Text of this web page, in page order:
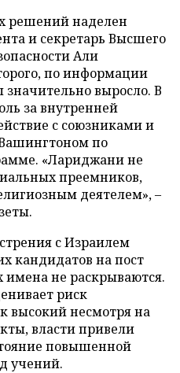
решений наделен
и секретарь Высшего
Али
по информации
выросло. В
за внутренней
с союзниками и
Вашингтоном по
«Лариджани не
преемников,
деятелем», –
с Израилем
кандидатов на пост
имена не раскрываются.
риск
высокий несмотря на
власти привели
повышенной
учений.